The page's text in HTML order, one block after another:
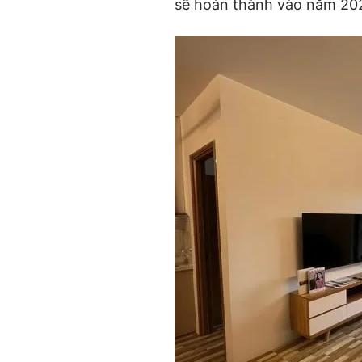
sẽ hoàn thành vào năm